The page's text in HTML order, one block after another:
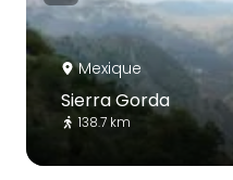
Mexique
Sierra Gorda
138.7 km